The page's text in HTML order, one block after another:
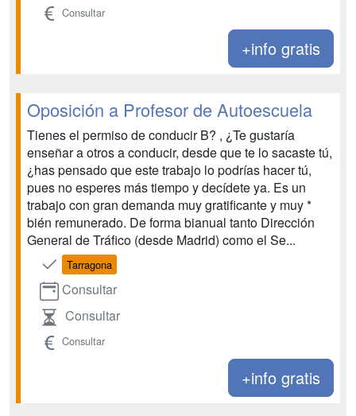
Consultar
+info gratis
Oposición a Profesor de Autoescuela
Tienes el permiso de conducir B? , ¿Te gustaría
enseñar a otros a conducir, desde que te lo sacaste tú,
¿has pensado que este trabajo lo podrías hacer tú,
pues no esperes más tiempo y decídete ya. Es un
trabajo con gran demanda muy gratificante y muy *
bién remunerado. De forma bianual tanto Dirección
General de Tráfico (desde Madrid) como el Se...
Tarragona
Consultar
Consultar
Consultar
+info gratis